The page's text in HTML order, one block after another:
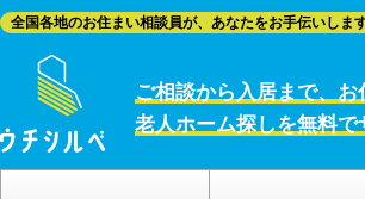
全国各地のお住まい相談員が、あなたをお手伝いしま
ご相談から入居まで、
老人ホーム探しを無料で